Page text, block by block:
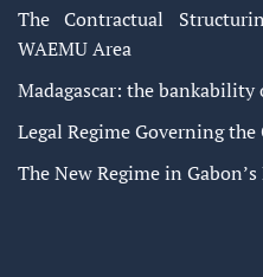
The Contractual
WAEMU Area
Madagascar: the bankability
Legal Regime Governing
The New Regime in